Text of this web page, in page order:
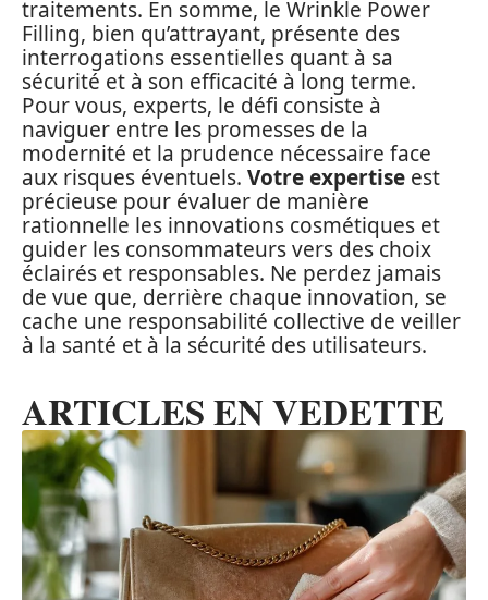
traitements. En somme, le Wrinkle Power
Filling, bien qu’attrayant, présente des
interrogations essentielles quant à sa
sécurité et à son efficacité à long terme.
Pour vous, experts, le défi consiste à
naviguer entre les promesses de la
modernité et la prudence nécessaire face
aux risques éventuels. Votre expertise est
précieuse pour évaluer de manière
rationnelle les innovations cosmétiques et
guider les consommateurs vers des choix
éclairés et responsables. Ne perdez jamais
de vue que, derrière chaque innovation, se
cache une responsabilité collective de veiller
à la santé et à la sécurité des utilisateurs.
ARTICLES EN VEDETTE